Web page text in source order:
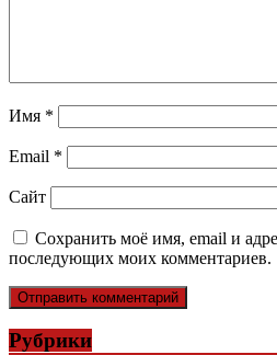
Имя *
Email *
Сайт
Сохранить моё имя, email и
последующих моих комментариев.
Рубрики